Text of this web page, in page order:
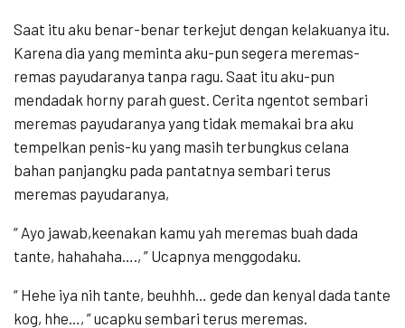
Saat itu aku benar-benar terkejut dengan kelakuanya itu.
Karena dia yang meminta aku-pun segera meremas-
remas payudaranya tanpa ragu. Saat itu aku-pun
mendadak horny parah guest. Cerita ngentot sembari
meremas payudaranya yang tidak memakai bra aku
tempelkan penis-ku yang masih terbungkus celana
bahan panjangku pada pantatnya sembari terus
meremas payudaranya,
“ Ayo jawab,keenakan kamu yah meremas buah dada
tante, hahahaha…., ” Ucapnya menggodaku.
“ Hehe iya nih tante, beuhhh… gede dan kenyal dada tante
kog, hhe…, ” ucapku sembari terus meremas.